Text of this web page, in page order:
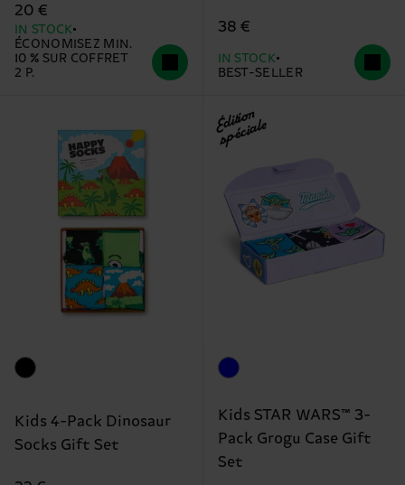
20 €
IN STOCK
ÉCONOMISEZ MIN.
10 % SUR COFFRET
2 P.
38 €
IN STOCK
BEST-SELLER
Kids 4-Pack Dinosaur
Socks Gift Set
Édition
spéciale
Kids STAR WARS™ 3-
Pack Grogu Case Gift
Set